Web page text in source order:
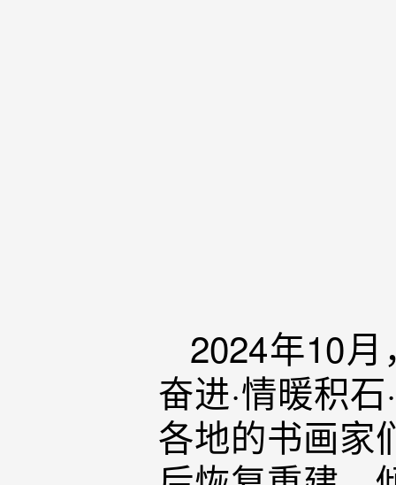
2024年10
奋进·情暖积
各地的书画家